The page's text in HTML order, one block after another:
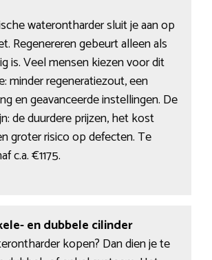
waterontharder sluit je aan op
Regenereren gebeurt alleen als
is. Veel mensen kiezen voor dit
minder regeneratiezout, een
en geavanceerde instellingen. De
de duurdere prijzen, het kost
groter risico op defecten. Te
c.a. €1175.
en dubbele cilinder
kopen? Dan dien je te